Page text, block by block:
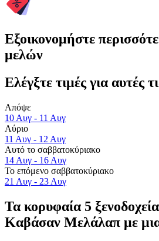
Εξοικονομήστε
μελών
Ελέγξτε τιμές για αυτές
Απόψε
10 Αυγ - 11 Αυγ
Αύριο
11 Αυγ - 12 Αυγ
Αυτό το σαββατοκύριακο
14 Αυγ - 16 Αυγ
Το επόμενο σαββατοκύριακο
21 Αυγ - 23 Αυγ
Τα κορυφαία 5
Καβάσαν Μελάλαπ με